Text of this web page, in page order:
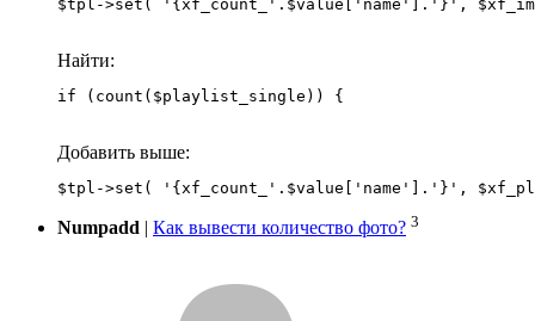
Найти:
if (count($playlist_single)) {
Добавить выше:
Numpadd Как вывести количество фото? 3